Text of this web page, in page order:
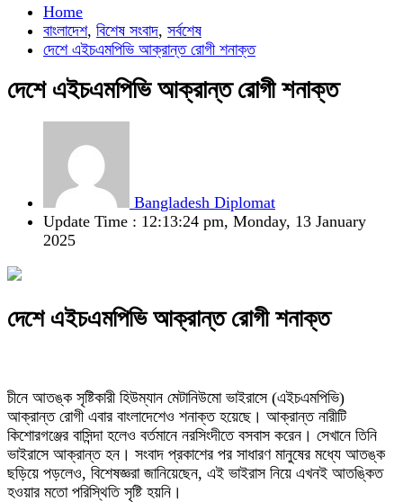
Home
বাংলাদেশ, বিশেষ সংবাদ, সর্বশেষ
দেশে এইচএমপিভি আক্রান্ত রোগী শনাক্ত
দেশে এইচএমপিভি আক্রান্ত রোগী শনাক্ত
Bangladesh Diplomat
Update Time : 12:13:24 pm, Monday, 13 January
2025
দেশে এইচএমপিভি আক্রান্ত রোগী শনাক্ত
চীনে আতঙ্ক সৃষ্টিকারী হিউম্যান মেটানিউমো ভাইরাসে (এইচএমপিভি)
আক্রান্ত রোগী এবার বাংলাদেশেও শনাক্ত হয়েছে। আক্রান্ত নারীটি
কিশোরগঞ্জের বাসিন্দা হলেও বর্তমানে নরসিংদীতে বসবাস করেন। সেখানে তিনি
ভাইরাসে আক্রান্ত হন। সংবাদ প্রকাশের পর সাধারণ মানুষের মধ্যে আতঙ্ক
ছড়িয়ে পড়লেও, বিশেষজ্ঞরা জানিয়েছেন, এই ভাইরাস নিয়ে এখনই আতঙ্কিত
হওয়ার মতো পরিস্থিতি সৃষ্টি হয়নি।